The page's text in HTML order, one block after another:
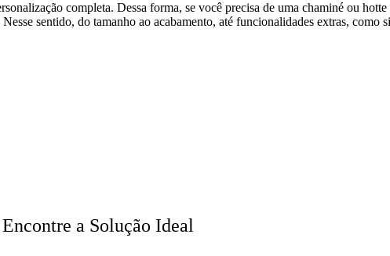
completa. Dessa forma, se você precisa de uma chaminé ou hotte
sentido, do tamanho ao acabamento, até funcionalidades extras, como
Encontre a Solução Ideal